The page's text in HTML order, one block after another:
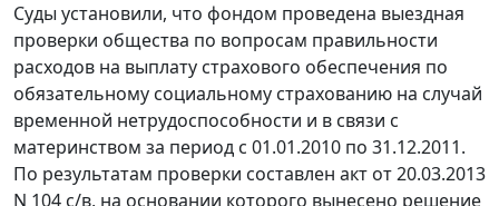
Суды установили, что фондом проведена выездная
проверки общества по вопросам правильности
расходов на выплату страхового обеспечения по
обязательному социальному страхованию на случай
временной нетрудоспособности и в связи с
материнством за период с 01.01.2010 по 31.12.2011.
По результатам проверки составлен акт от 20.03.2013
N 104 с/в, на основании которого вынесено решение